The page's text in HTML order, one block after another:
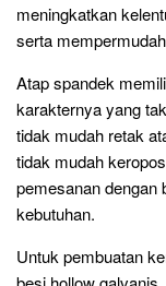
meningkatkan
serta
Atap spandek
karakternya yang
tidak mudah retak
tidak mudah
pemesanan dengan
kebutuhan.
Untuk pembuatan